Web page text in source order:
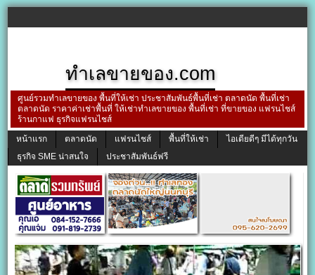
ทำเลขายของ.com
ศูนย์รวมทำเลขายของ พื้นที่ให้เช่า ประชาสัมพันธ์พื้นที่เช่า ตลาดนัด พื้นที่เช่า
ตลาดนัด ราคาค่าเช่าพื้นที่ ให้เช่าทำเลขายของ พื้นที่เช่า ที่ขายของ แฟรนไชส์
ร้านกาแฟ ธุรกิจแฟรนไชส์
หน้าแรก
ตลาดนัด แฟรนไชส์ พื้นที่ให้เช่า
ไอเดียดีๆ มีได้ทุกวัน
ธุรกิจ SME น่าสนใจ
ประชาสัมพันธ์ฟรี